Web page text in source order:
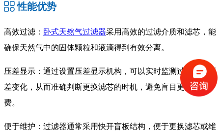
性能优势
高效过滤： 卧式天然气过滤器采用高效的过滤介质和滤芯，能
确保天然气中的固体颗粒和液滴得到有效分离。
压差显示：通过设置压差显示机构，可以实时监测过滤器的压
差变化，从而准确判断更换滤芯的时机，避免盲目更换和浪
费。
便于维护：过滤器通常采用快开盲板结构，便于更换滤芯或维